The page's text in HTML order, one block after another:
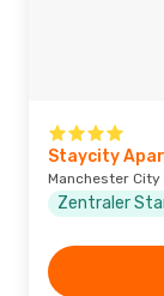
Staycity
Manchester
Zentraler